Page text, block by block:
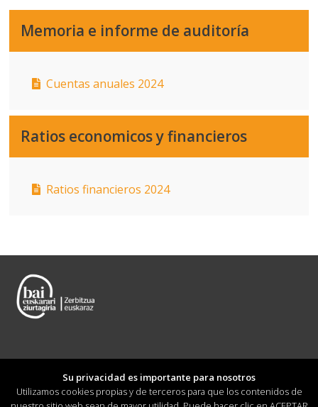
Memoria e informe de auditoría
Cuentas anuales 2024
Ratios economicos y financieros
Ratios financieros 2024
Su privacidad es importante para nosotros
Utilizamos cookies propias y de terceros para que los contenidos de